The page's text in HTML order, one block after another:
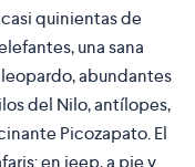
quinientas de
una sana
abundantes
del Nilo, antílopes,
Picozapato. El